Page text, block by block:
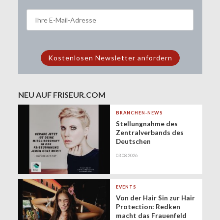
NEU AUF FRISEUR.COM
BRANCHEN-NEWS
Stellungnahme des
Zentralverbands des
Deutschen
Zukunft der
(Minijobs)
03.08.2026
EVENTS
Von der Hair Sin zur Hair
Protection: Redken
macht das Frauenfeld